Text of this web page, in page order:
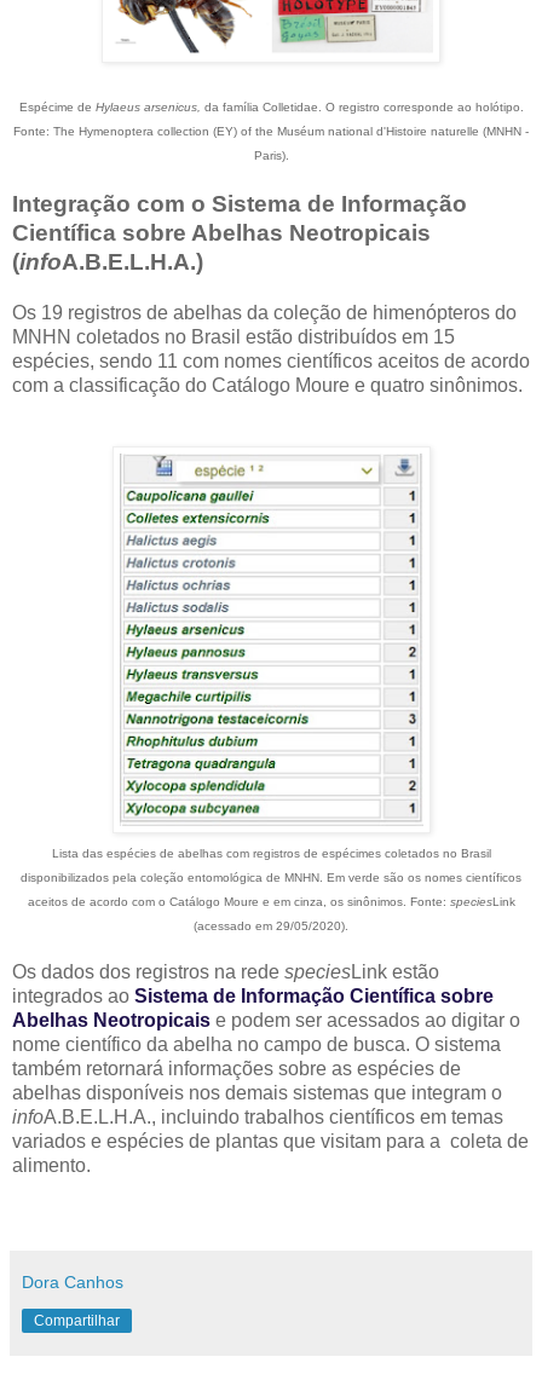
Espécime de Hylaeus arsenicus, da família Colletidae. O registro corresponde ao holótipo.
Fonte: The Hymenoptera collection (EY) of the Muséum national d'Histoire naturelle (MNHN -
Paris).
Integração com o Sistema de Informação
Científica sobre Abelhas Neotropicais
(infoA.B.E.L.H.A.)
Os 19 registros de abelhas da coleção de himenópteros do
MNHN coletados no Brasil estão distribuídos em 15
espécies, sendo 11 com nomes científicos aceitos de acordo
com a classificação do Catálogo Moure e quatro sinônimos.
Lista das espécies de abelhas com registros de espécimes coletados no Brasil
disponibilizados pela coleção entomológica de MNHN. Em verde são os nomes científicos
aceitos de acordo com o Catálogo Moure e em cinza, os sinônimos. Fonte: speciesLink
(acessado em 29/05/2020).
Os dados dos registros na rede speciesLink estão
integrados ao Sistema de Informação Científica sobre
Abelhas Neotropicais e podem ser acessados ao digitar o
nome científico da abelha no campo de busca. O sistema
também retornará informações sobre as espécies de
abelhas disponíveis nos demais sistemas que integram o
infoA.B.E.L.H.A., incluindo trabalhos científicos em temas
variados e espécies de plantas que visitam para a coleta de
alimento.
Dora Canhos
Compartilhar